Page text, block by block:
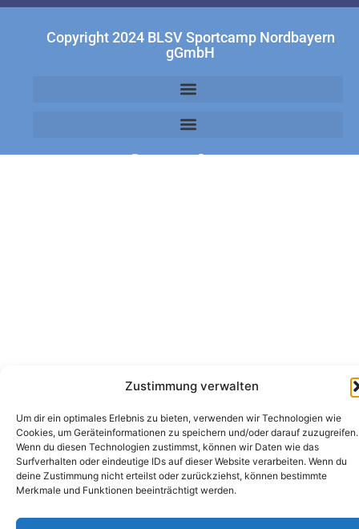
Zustimmung verwalten
Um dir ein optimales Erlebnis zu bieten, verwenden wir Technologien wie
Cookies, um Geräteinformationen zu speichern und/oder darauf zuzugreifen.
Wenn du diesen Technologien zustimmst, können wir Daten wie das
Surfverhalten oder eindeutige IDs auf dieser Website verarbeiten. Wenn du
deine Zustimmung nicht erteilst oder zurückziehst, können bestimmte
Merkmale und Funktionen beeinträchtigt werden.
Copyright 2024 BLSV Sportcamp Nordbayern
gGmbH